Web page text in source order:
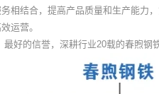
相结合，提高产品质量和生产能力
运营。
最好的信誉，深耕行业20载的春煦钢